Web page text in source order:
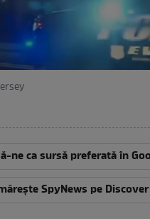
ne ca sursă preferată în
SpyNews pe Discover